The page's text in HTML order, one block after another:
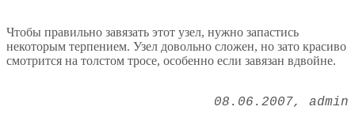
Чтобы правильно завязать этот узел, нужно запастись
некоторым терпением. Узел довольно сложен, но зато красиво
смотрится на толстом тросе, особенно если завязан вдвойне.
08.06.2007 admin